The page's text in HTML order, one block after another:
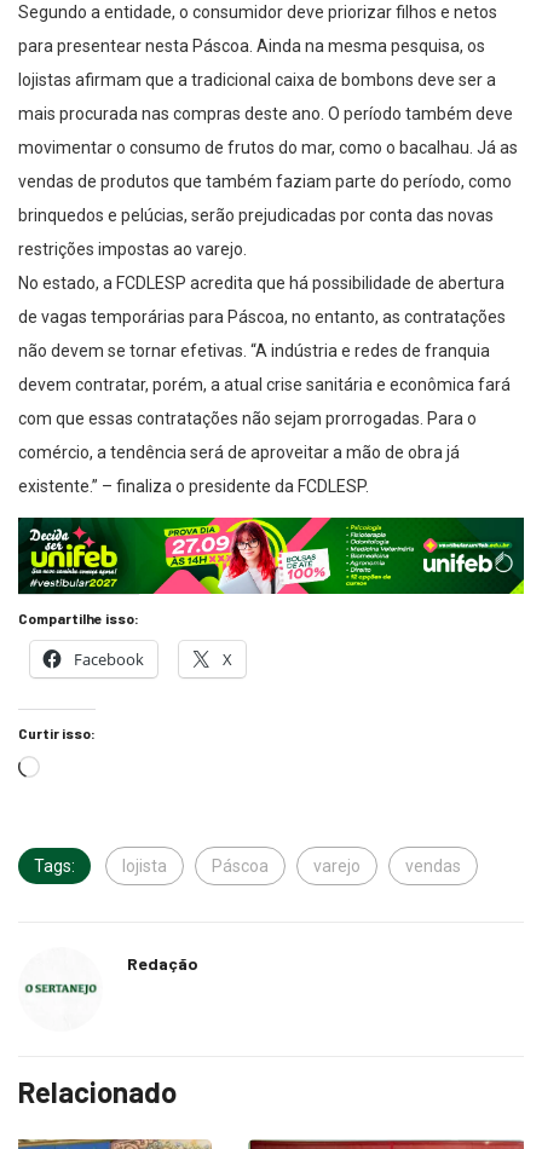
Segundo a entidade, o consumidor deve priorizar filhos e netos
para presentear nesta Páscoa. Ainda na mesma pesquisa, os
lojistas afirmam que a tradicional caixa de bombons deve ser a
mais procurada nas compras deste ano. O período também deve
movimentar o consumo de frutos do mar, como o bacalhau. Já as
vendas de produtos que também faziam parte do período, como
brinquedos e pelúcias, serão prejudicadas por conta das novas
restrições impostas ao varejo.
No estado, a FCDLESP acredita que há possibilidade de abertura
de vagas temporárias para Páscoa, no entanto, as contratações
não devem se tornar efetivas. “A indústria e redes de franquia
devem contratar, porém, a atual crise sanitária e econômica fará
com que essas contratações não sejam prorrogadas. Para o
comércio, a tendência será de aproveitar a mão de obra já
existente.” – finaliza o presidente da FCDLESP.
Compartilhe isso:
Facebook X
Curtir isso:
Tags: lojista Páscoa varejo vendas
Redação
Relacionado